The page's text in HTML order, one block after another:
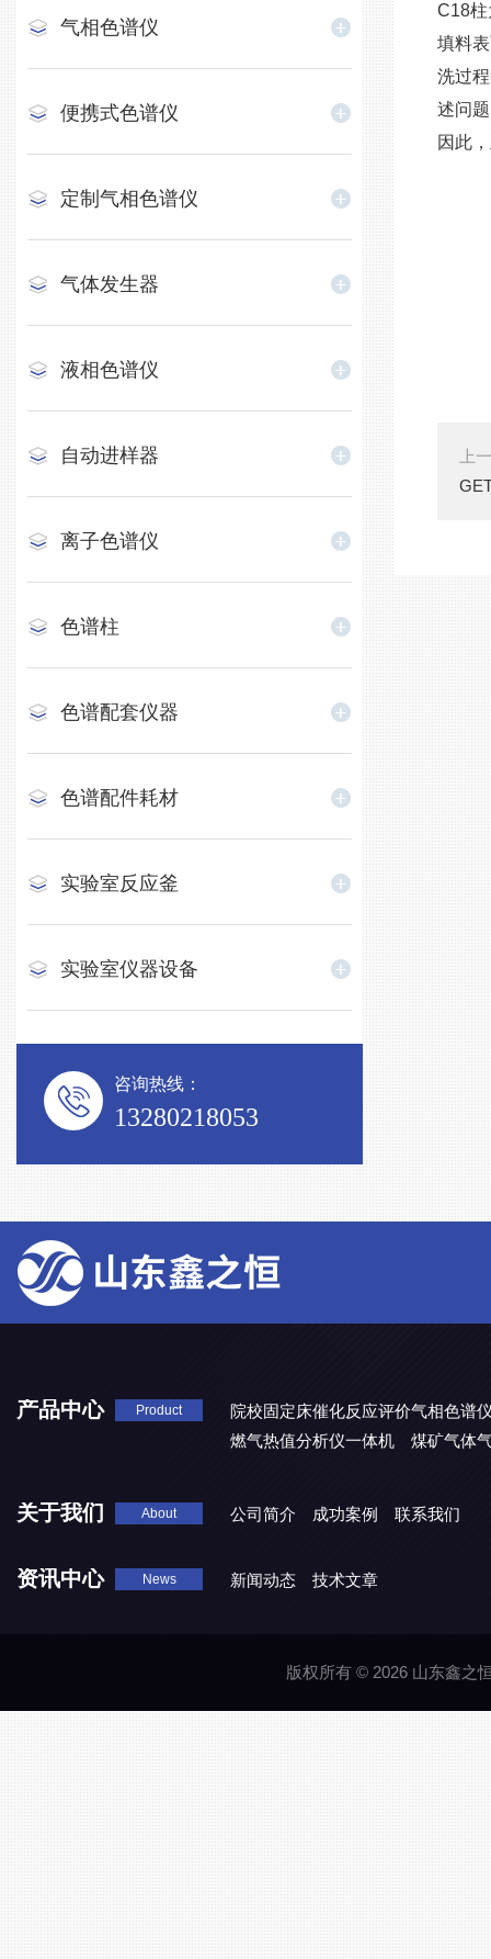
气相色谱仪
便携式色谱仪
定制气相色谱仪
气体发生器
液相色谱仪
自动进样器
离子色谱仪
色谱柱
色谱配套仪器
色谱配件耗材
实验室反应釜
实验室仪器设备
咨询热线：
13280218053
C18柱
填料
洗过
述问
因此
上
产品中心 Product
院校固定床催化反应评价气相色谱
燃气热值分析仪一体机
煤矿气体
关于我们 About 公司简介 成功案例 联系我们
资讯中心 News 新闻动态 技术文章
版权所有 © 2026 山东鑫之